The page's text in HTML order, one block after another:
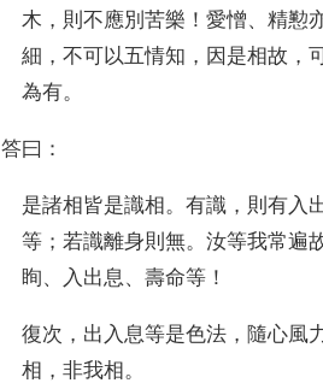
木 ， 則不應別苦樂 ！愛憎、精懃
細 ，不可以五情知 ， 因是相故 ，
為有。
答曰 ：
是諸相皆是識相。有識 ， 則有入
等 ；若識離身則無。汝等我常遍
眴、 入出息、壽命等 ！
復次 ， 出入息等是色法 ， 隨心風
相 ，非我相。